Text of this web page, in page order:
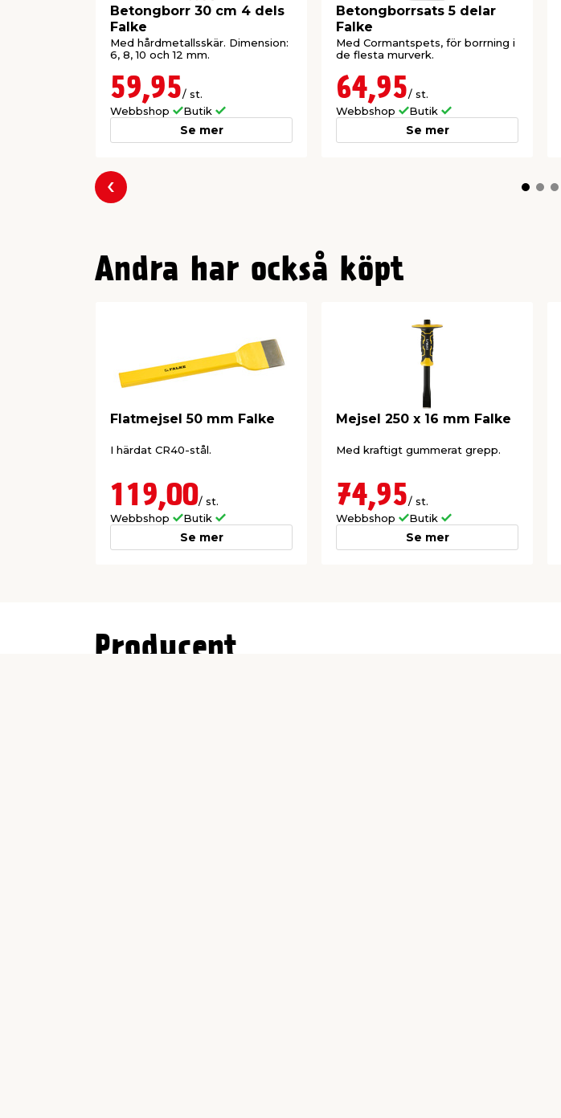
Betongborr 30 cm 4 dels
Falke
Med hårdmetallsskär. Dimension:
6, 8, 10 och 12 mm.
59,95/ st.
Webbshop
Butik
Se mer
Betongborrsats 5 delar
Falke
Med Cormantspets, för borrning i
de flesta murverk.
64,95/ st.
Webbshop
Butik
Se mer
Föregående
Andra har också köpt
Flatmejsel 50 mm Falke
I härdat CR40-stål.
119,00/ st.
Webbshop
Butik
Se mer
Mejsel 250 x 16 mm Falke
Med kraftigt gummerat grepp.
74,95/ st.
Webbshop
Butik
Se mer
Producent